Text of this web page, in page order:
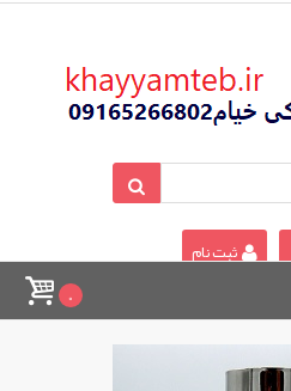
ثبت نام
0